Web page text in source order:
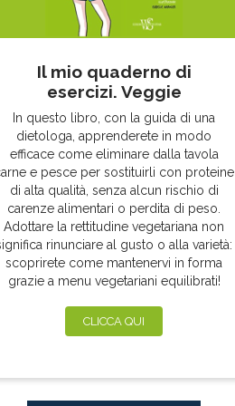
Il mio quaderno di
esercizi. Veggie
In questo libro, con la guida di una
dietologa, apprenderete in modo
efficace come eliminare dalla tavola
e pesce per sostituirli con proteine
di alta qualità, senza alcun rischio di
carenze alimentari o perdita di peso.
Adottare la rettitudine vegetariana non
rinunciare al gusto o alla varietà:
scoprirete come mantenervi in forma
grazie a menu vegetariani equilibrati!
CLICCA QUI